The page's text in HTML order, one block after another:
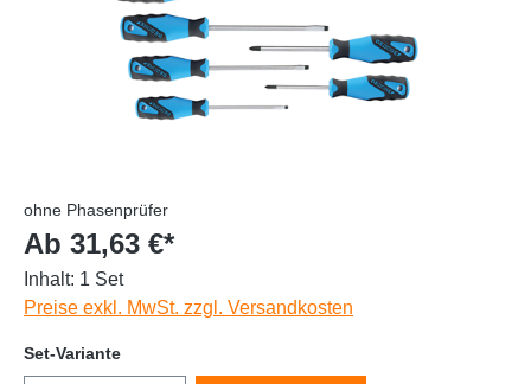
ohne Phasenprüfer
Ab 31,63 €*
Inhalt: 1 Set
Preise exkl. MwSt. zzgl. Versandkosten
Set-Variante